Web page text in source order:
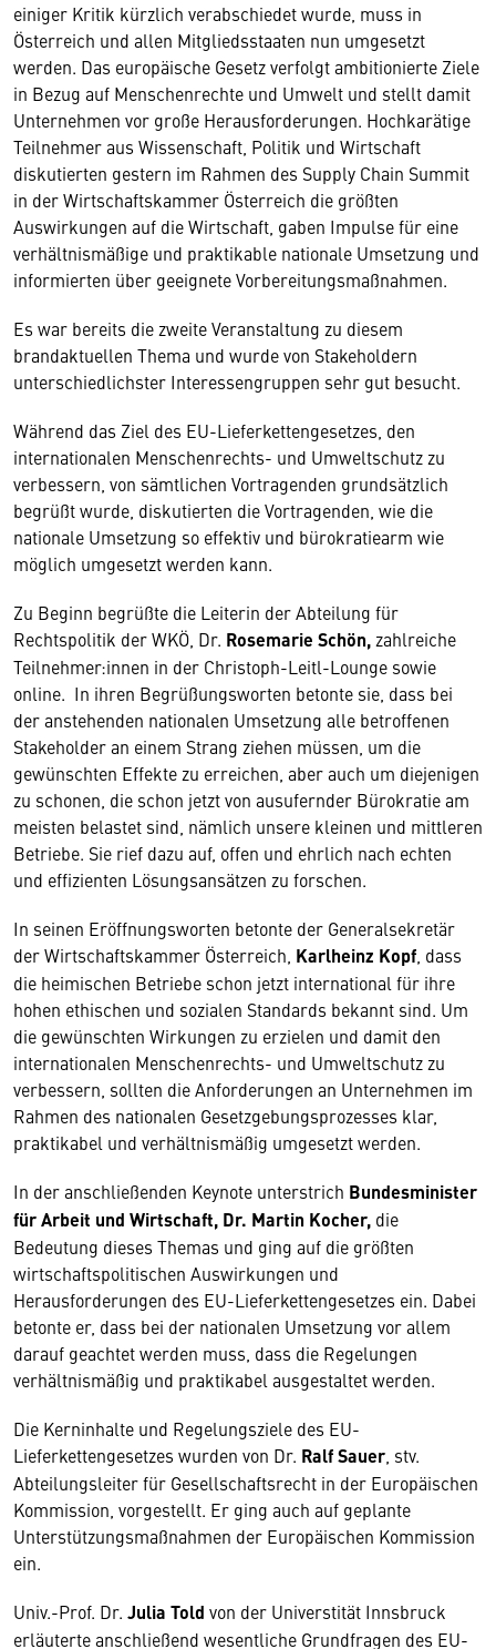
einiger Kritik kürzlich verabschiedet wurde, muss in
Österreich und allen Mitgliedsstaaten nun umgesetzt
werden. Das europäische Gesetz verfolgt ambitionierte Ziele
in Bezug auf Menschenrechte und Umwelt und stellt damit
Unternehmen vor große Herausforderungen. Hochkarätige
Teilnehmer aus Wissenschaft, Politik und Wirtschaft
diskutierten gestern im Rahmen des Supply Chain Summit
in der Wirtschaftskammer Österreich die größten
Auswirkungen auf die Wirtschaft, gaben Impulse für eine
verhältnismäßige und praktikable nationale Umsetzung und
informierten über geeignete Vorbereitungsmaßnahmen.
Es war bereits die zweite Veranstaltung zu diesem
brandaktuellen Thema und wurde von Stakeholdern
unterschiedlichster Interessengruppen sehr gut besucht.
Während das Ziel des EU-Lieferkettengesetzes, den
internationalen Menschenrechts- und Umweltschutz zu
verbessern, von sämtlichen Vortragenden grundsätzlich
begrüßt wurde, diskutierten die Vortragenden, wie die
nationale Umsetzung so effektiv und bürokratiearm wie
möglich umgesetzt werden kann.
Zu Beginn begrüßte die Leiterin der Abteilung für
Rechtspolitik der WKÖ, Dr. Rosemarie Schön, zahlreiche
Teilnehmer:innen in der Christoph-Leitl-Lounge sowie
online. In ihren Begrüßungsworten betonte sie, dass bei
der anstehenden nationalen Umsetzung alle betroffenen
Stakeholder an einem Strang ziehen müssen, um die
gewünschten Effekte zu erreichen, aber auch um diejenigen
zu schonen, die schon jetzt von ausufernder Bürokratie am
meisten belastet sind, nämlich unsere kleinen und mittleren
Betriebe. Sie rief dazu auf, offen und ehrlich nach echten
und effizienten Lösungsansätzen zu forschen.
In seinen Eröffnungsworten betonte der Generalsekretär
der Wirtschaftskammer Österreich, Karlheinz Kopf , dass
die heimischen Betriebe schon jetzt international für ihre
hohen ethischen und sozialen Standards bekannt sind. Um
die gewünschten Wirkungen zu erzielen und damit den
internationalen Menschenrechts- und Umweltschutz zu
verbessern, sollten die Anforderungen an Unternehmen im
Rahmen des nationalen Gesetzgebungsprozesses klar,
praktikabel und verhältnismäßig umgesetzt werden.
In der anschließenden Keynote unterstrich Bundesminister
für Arbeit und Wirtschaft, Dr. Martin Kocher, die
Bedeutung dieses Themas und ging auf die größten
wirtschaftspolitischen Auswirkungen und
Herausforderungen des EU-Lieferkettengesetzes ein. Dabei
betonte er, dass bei der nationalen Umsetzung vor allem
darauf geachtet werden muss, dass die Regelungen
verhältnismäßig und praktikabel ausgestaltet werden.
Die Kerninhalte und Regelungsziele des EU-
Lieferkettengesetzes wurden von Dr. Ralf Sauer , stv.
Abteilungsleiter für Gesellschaftsrecht in der Europäischen
Kommission, vorgestellt. Er ging auch auf geplante
Unterstützungsmaßnahmen der Europäischen Kommission
ein.
Univ.-Prof. Dr. Julia Told von der Universtität Innsbruck
erläuterte anschließend wesentliche Grundfragen des EU-